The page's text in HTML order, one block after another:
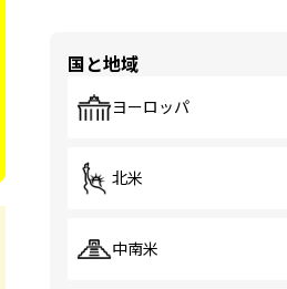
国と地域
ヨーロッパ
北米
中南米